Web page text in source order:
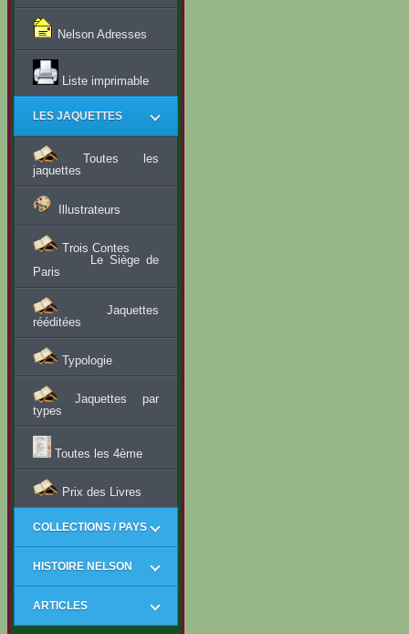
Nelson Adresses
Liste imprimable
LES JAQUETTES
Toutes les
jaquettes
Illustrateurs
Trois Contes
Le Siège de
Paris
Jaquettes
rééditées
Typologie
Jaquettes par
types
Toutes les 4ème
Prix des Livres
COLLECTIONS / PAYS
HISTOIRE NELSON
ARTICLES